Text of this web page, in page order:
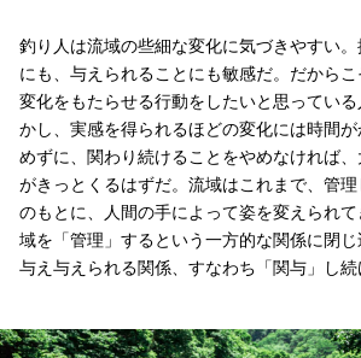
釣り人は流域の些細な変化に気づきやすい
にも、与えられることにも敏感だ。だから
変化をもたらせる行動をしたいと思ってい
かし、実感を得られるほどの変化には時間
めずに、関わり続けることをやめなければ
がきっとくるはずだ。流域はこれまで、管
のもとに、人間の手によって姿を変えられ
域を「管理」するという一方的な関係に閉じ
与え与えられる関係、すなわち「関与」し続